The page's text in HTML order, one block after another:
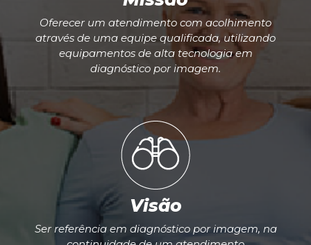
Oferecer um atendimento com acolhimento
através de uma equipe qualificada, utilizando
equipamentos de alta tecnologia em
diagnóstico por imagem.
Visão
Ser referência em diagnóstico por imagem, na